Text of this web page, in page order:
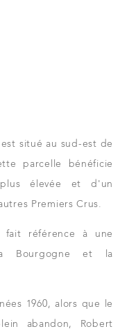
situé au sud-est de
parcelle bénéficie
élevée et d'un
Premiers Crus.
référence à une
Bourgogne et la
1960, alors que le
abandon, Robert